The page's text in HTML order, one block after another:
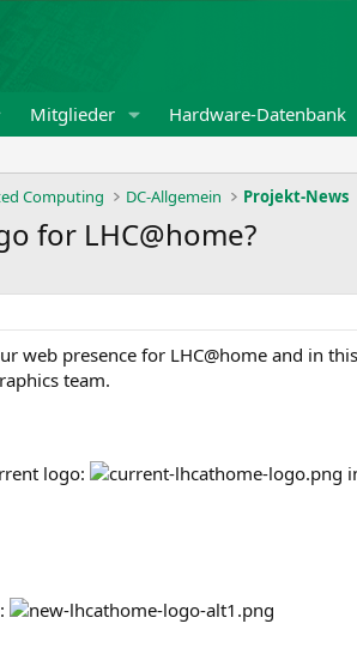
Mitglieder Hardware-Datenbank
Computing DC-Allgemein Projekt-News
for LHC@home?
web presence for LHC@home and in
team.
logo: